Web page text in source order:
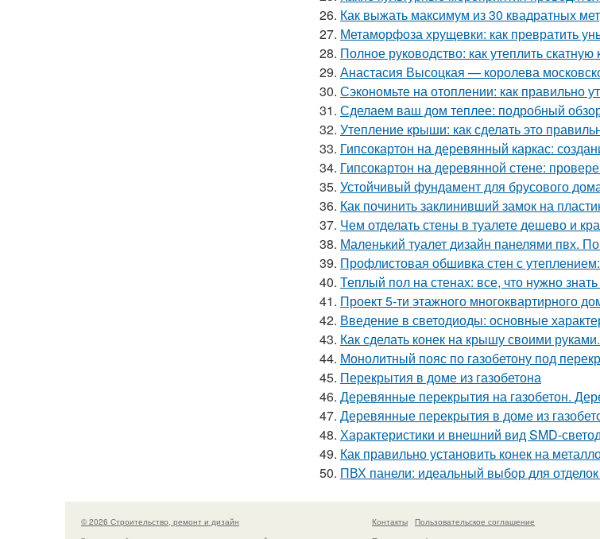
26. Как выжать максимум из 30 квадратных
27. Метаморфоза хрущевки: как превратить
28. Полное руководство: как утеплить
29. Анастасия Высоцкая — королева
30. Сэкономьте на отоплении: как правильно
31. Сделаем ваш дом теплее: подробный
32. Утепление крыши: как сделать это
33. Гипсокартон на деревянный каркас:
34. Гипсокартон на деревянной стене:
35. Устойчивый фундамент для брусового
36. Как починить заклинивший замок на
37. Чем отделать стены в туалете дешево и
38. Маленький туалет дизайн панелями пвх.
39. Профлистовая обшивка стен с
40. Теплый пол на стенах: все, что нужно
41. Проект 5-ти этажного многоквартирного
42. Введение в светодиоды: основные
43. Как сделать конек на крышу своими
44. Монолитный пояс по газобетону под
45. Перекрытия в доме из газобетона
46. Деревянные перекрытия на газобетон.
47. Деревянные перекрытия в доме из
48. Характеристики и внешний вид SMD-
49. Как правильно установить конек на
50. ПВХ панели: идеальный выбор для отделок
© 2026 Строительство, ремонт и дизайн Контакты
Пользовательское соглашение